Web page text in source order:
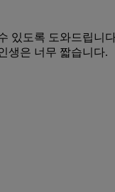
있도록 도와드립
생은 너무 짧습니다.